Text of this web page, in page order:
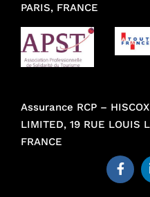
PARIS, FRANCE
Assurance RCP –
LIMITED, 19 RUE LOUIS
FRANCE